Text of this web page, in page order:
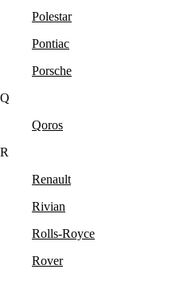
Polestar
Pontiac
Porsche
Q
Qoros
R
Renault
Rivian
Rolls-Royce
Rover